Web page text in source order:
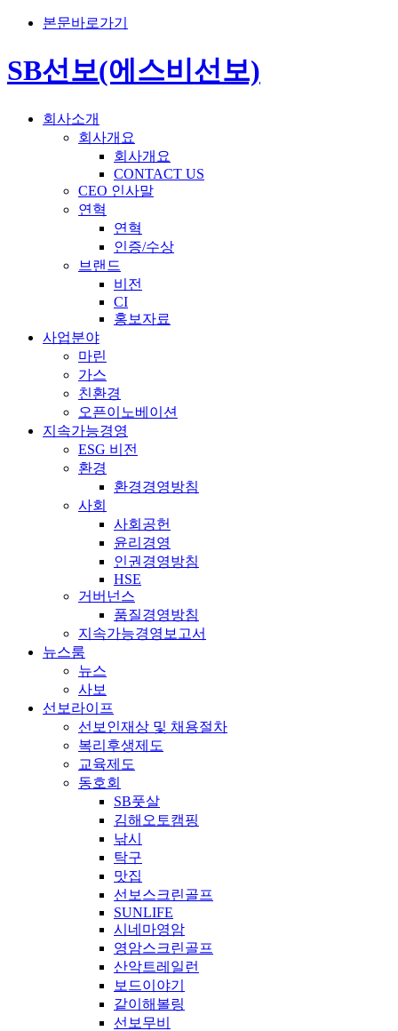
본문바로가기
SB선보(에스비선보)
회사소개
회사개요
회사개요
CONTACT US
CEO 인사말
연혁
연혁
인증/수상
브랜드
비전
CI
홍보자료
사업분야
마린
가스
친환경
오픈이노베이션
지속가능경영
ESG 비전
환경
환경경영방침
사회
사회공헌
윤리경영
인권경영방침
HSE
거버넌스
품질경영방침
지속가능경영보고서
뉴스룸
뉴스
사보
선보라이프
선보인재상 및 채용절차
복리후생제도
교육제도
동호회
SB풋살
김해오토캠핑
낚시
탁구
맛집
선보스크린골프
SUNLIFE
시네마영암
영암스크린골프
산악트레일런
보드이야기
같이해볼링
선보무비